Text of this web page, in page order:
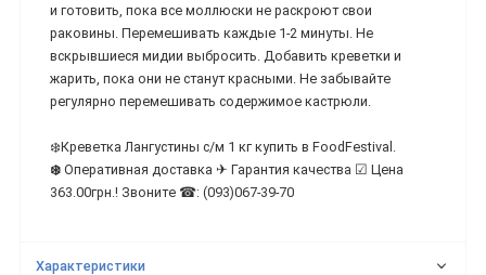
и готовить, пока все моллюски не раскроют свои
раковины. Перемешивать каждые 1-2 минуты. Не
вскрывшиеся мидии выбросить. Добавить креветки и
жарить, пока они не станут красными. Не забывайте
регулярно перемешивать содержимое кастрюли.
❄️Креветка Лангустины с/м 1 кг купить в FoodFestival.
❄️ Оперативная доставка ✈ Гарантия качества ☑ Цена
363.00грн.! Звоните ☎: (093)067-39-70
Характеристики